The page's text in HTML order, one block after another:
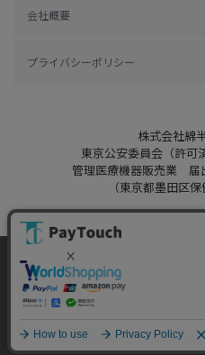
会社概要
プライバシーポリシー
株式会社綿
東京公安委員会（許可
管理医療機器販売業 届
（東京都墨田区
Copyright 2022
Powered by
当ウェブサイトでは、お客様に
をご提供するため、クッキーを利
サイト利用を継続することによ
細はこちら」をご覧ください。